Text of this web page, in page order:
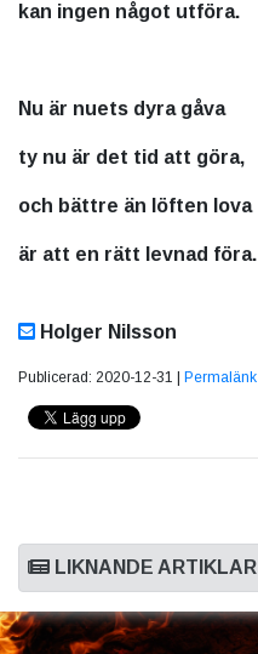
kan ingen något utföra.
Nu är nuets dyra gåva
ty nu är det tid att göra,
och bättre än löften lova
är att en rätt levnad föra.
Holger Nilsson
Publicerad: 2020-12-31 | Permalänk
LIKNANDE ARTIKLAR